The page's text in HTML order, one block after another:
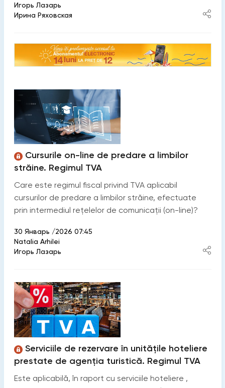
Игорь Лазарь
Ирина Ряховская
Cursurile on-line de predare a limbilor
străine. Regimul TVA
Care este regimul fiscal privind TVA aplicabil
cursurilor de predare a limbilor străine, efectuate
prin intermediul rețelelor de comunicații (on-line)?
30 Январь /2026 07:45
Natalia Arhilei
Игорь Лазарь
Serviciile de rezervare în unitățile hoteliere
prestate de agenția turistică. Regimul TVA
Este aplicabilă, în raport cu serviciile hoteliere ,